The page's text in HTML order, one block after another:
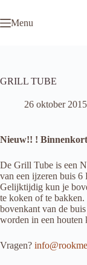
de Menu
GRILL TUBE
26 oktober 2015
Nieuw!! !
De Grill Tube is een
van een ijzeren buis
Gelijktijdig kun je
te koken of te
bovenkant van de
worden in een houten
Vragen?